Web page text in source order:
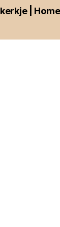
| Home